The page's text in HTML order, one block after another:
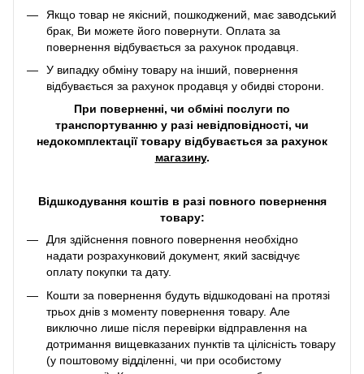
Якщо товар не якісний, пошкоджений, має заводський
брак, Ви можете його повернути. Оплата за
повернення відбувається за рахунок продавця.
У випадку обміну товару на інший, повернення
відбувається за рахунок продавця у обидві сторони.
При поверненні, чи обміні послуги по
транспортуванню у разі невідповідності, чи
недокомплектації товару відбувається за рахунок
магазину.
Відшкодування коштів в разі повного повернення
товару:
Для здійснення повного повернення необхідно
надати розрахунковий документ, який засвідчує
оплату покупки та дату.
Кошти за повернення будуть відшкодовані на протязі
трьох днів з моменту повернення товару. Але
виключно лише після перевірки відправлення на
дотримання вищевказаних пунктів та цілісність товару
(у поштовому відділенні, чи при особистому